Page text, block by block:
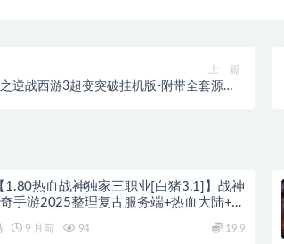
上一篇
逆战西游3超变突破挂机版-附带全套源码-
1.80热血战神独家三职业[白猪3.1]】战神
手游2025整理复古服务端+热血大陆+蛮
9 月前 94 19.9